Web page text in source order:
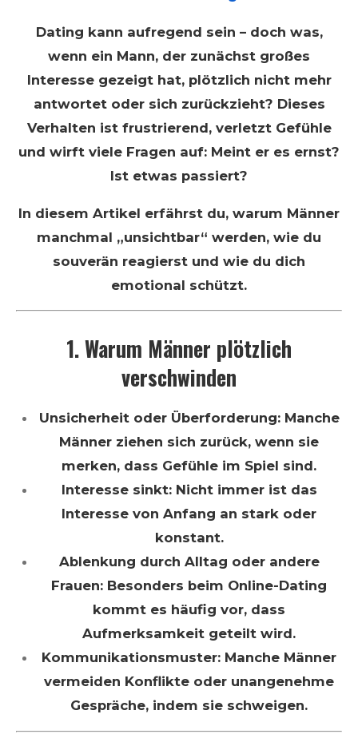
Dating kann aufregend sein – doch was,
wenn ein Mann, der zunächst großes
Interesse gezeigt hat, plötzlich nicht mehr
antwortet oder sich zurückzieht? Dieses
Verhalten ist frustrierend, verletzt Gefühle
und wirft viele Fragen auf: Meint er es ernst?
Ist etwas passiert?
In diesem Artikel erfährst du, warum Männer
manchmal „unsichtbar“ werden, wie du
souverän reagierst und wie du dich
emotional schützt.
1. Warum Männer plötzlich
verschwinden
Unsicherheit oder Überforderung: Manche
Männer ziehen sich zurück, wenn sie
merken, dass Gefühle im Spiel sind.
Interesse sinkt: Nicht immer ist das
Interesse von Anfang an stark oder
konstant.
Ablenkung durch Alltag oder andere
Frauen: Besonders beim Online-Dating
kommt es häufig vor, dass
Aufmerksamkeit geteilt wird.
Kommunikationsmuster: Manche Männer
vermeiden Konflikte oder unangenehme
Gespräche, indem sie schweigen.